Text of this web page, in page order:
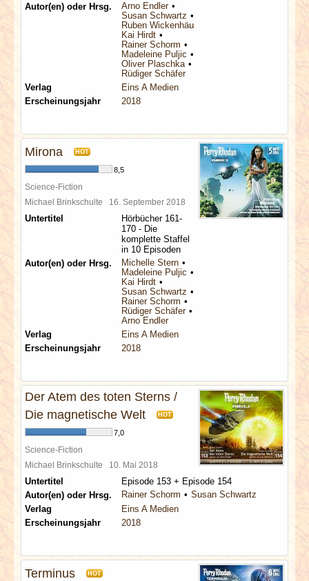
Autor(en) oder Hrsg.
Arno Endler
Susan Schwartz
Ruben Wickenhäuser
Kai Hirdt
Rainer Schorm
Madeleine Puljic
Oliver Plaschka
Rüdiger Schäfer
Verlag
Eins A Medien
Erscheinungsjahr
2018
Mirona HOT
8,5
Science-Fiction
Michael Brinkschulte 16. September 2018
Untertitel
Hörbücher 161-
170 - Die
komplette Staffel
in 10 Episoden
Autor(en) oder Hrsg.
Michelle Stern
Madeleine Puljic
Kai Hirdt
Susan Schwartz
Rainer Schorm
Rüdiger Schäfer
Arno Endler
Verlag
Eins A Medien
Erscheinungsjahr
2018
Der Atem des toten Sterns /
Die magnetische Welt
HOT
7,0
Science-Fiction
Michael Brinkschulte 10. Mai 2018
Untertitel
Episode 153 + Episode 154
Autor(en) oder Hrsg.
Rainer Schorm
Susan Schwartz
Verlag
Eins A Medien
Erscheinungsjahr
2018
Terminus HOT